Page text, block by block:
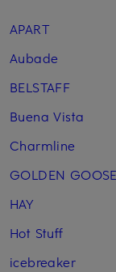
APART
Aubade
BELSTAFF
Buena Vista
Charmline
GOLDEN GOOSE
HAY
Hot Stuff
icebreaker